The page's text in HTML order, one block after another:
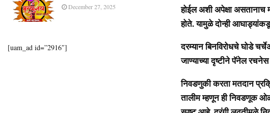
होईल अशी अपेक्षा असतानाच
होते. यामुळे दोन्ही
दरम्यान बिनविरोधचे घोडे
जाण्याच्या दृष्टीने पॅनेल रचनेस
निवडणुकी करता मतदान
तालीम म्हणून ही निवडणूक
December 27, 2025
[uam_ad id=”2916″]